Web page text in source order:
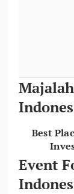
Best
Event